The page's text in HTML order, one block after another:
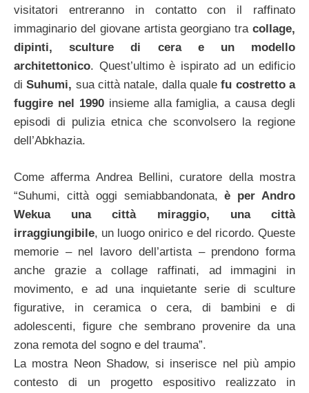
visitatori entreranno in contatto con il raffinato
immaginario del giovane artista georgiano tra collage,
dipinti, sculture di cera e un modello
architettonico. Quest’ultimo è ispirato ad un edificio
diSuhumi, sua città natale, dalla qualefu costretto a
fuggire nel 1990 insieme alla famiglia, a causa degli
episodi di pulizia etnica che sconvolsero la regione
dell’Abkhazia.
Come afferma Andrea Bellini, curatore della mostra
“Suhumi, città oggi semiabbandonata,è per Andro
Wekua una città miraggio, una città
irraggiungibile, un luogo onirico e del ricordo. Queste
memorie – nel lavoro dell’artista – prendono forma
anche grazie a collage raffinati, ad immagini in
movimento, e ad una inquietante serie di sculture
figurative, in ceramica o cera, di bambini e di
adolescenti, figure che sembrano provenire da una
zona remota del sogno e del trauma”.
La mostra Neon Shadow, si inserisce nel più ampio
contesto di un progetto espositivo realizzato in